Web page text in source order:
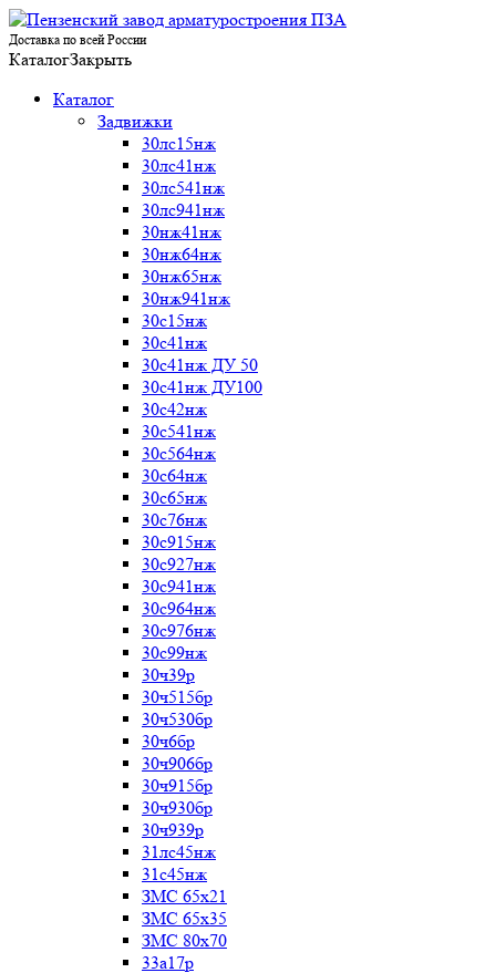
Доставка по всей России
КаталогЗакрыть
Каталог
Задвижки
30лс15нж
30лс41нж
30лс541нж
30лс941нж
30нж41нж
30нж64нж
30нж65нж
30нж941нж
30с15нж
30с41нж
30с41нж ДУ 50
30с41нж ДУ100
30с42нж
30с541нж
30с564нж
30с64нж
30с65нж
30с76нж
30с915нж
30с927нж
30с941нж
30с964нж
30с976нж
30с99нж
30ч39р
30ч515бр
30ч530бр
30ч6бр
30ч906бр
30ч915бр
30ч930бр
30ч939р
31лс45нж
31с45нж
ЗМС 65х21
ЗМС 65х35
ЗМС 80х70
33а17р